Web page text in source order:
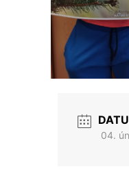
04.